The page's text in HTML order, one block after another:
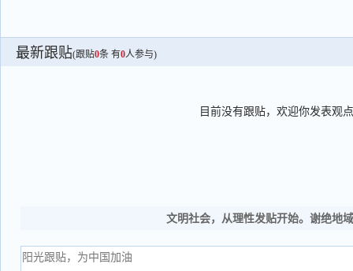
最新跟贴(跟贴0条 有0人参与)
目前没有跟贴，欢迎你发表观点
文明社会，从理性发贴开始。谢绝地